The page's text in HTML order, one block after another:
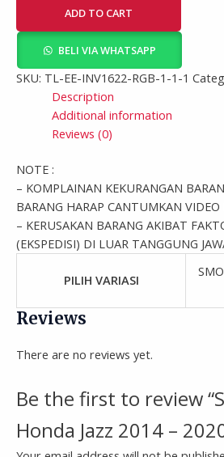
ADD TO CART
BELI VIA WHATSAPP
SKU: TL-EE-INV1622-RGB-1-1-1
Description
Additional information
Reviews (0)
NOTE :
– KOMPLAINAN KEKURANGAN
BARANG HARAP CANTUMKAN
– KERUSAKAN BARANG AKIBAT
(EKSPEDISI) DI LUAR TANGGUNG
PILIH VARIASI
Reviews
There are no reviews yet.
Be the first to review
Honda Jazz 2014 –